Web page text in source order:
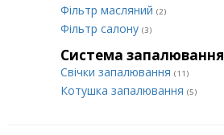
Фільтр масляний (2)
Фільтр салону (3)
Система запалювання
Свічки запалювання (11)
Котушка запалювання (5)